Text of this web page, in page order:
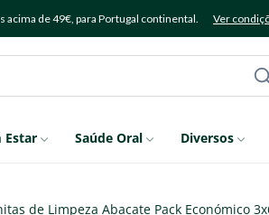
acima de 49€, para Portugal continental. Ver
Estar Saúde Oral Diversos
de Limpeza Abacate Pack Económico